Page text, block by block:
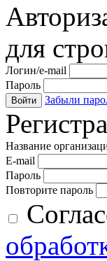
для
Логин/e-mail
Пароль
Войти Забыли
Название
E-mail
Пароль
Повторите пароль